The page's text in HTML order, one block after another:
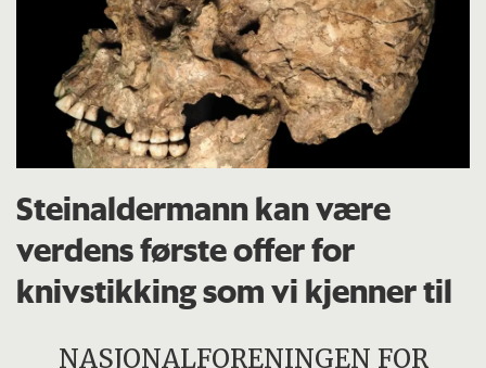
Steinaldermann kan være
verdens første offer for
knivstikking som vi kjenner til
NASJONALFORENINGEN FOR